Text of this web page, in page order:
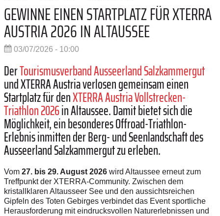
GEWINNE EINEN STARTPLATZ FÜR XTERRA
AUSTRIA 2026 IN ALTAUSSEE
03/07/2026 - 10:00
DerTourismusverband Ausseerland Salzkammergut
und XTERRA Austria verlosen gemeinsam einen
Startplatz für denXTERRA Austria Vollstrecken-
Triathlon 2026in Altaussee. Damit bietet sich die
Möglichkeit, ein besonderes Offroad-Triathlon-
Erlebnis inmitten der Berg- und Seenlandschaft des
Ausseerland Salzkammergut zu erleben.
Vom 27. bis 29. August 2026 wird Altaussee erneut zum
Treffpunkt der XTERRA-Community. Zwischen dem
kristallklaren Altausseer See und den aussichtsreichen
Gipfeln des Toten Gebirges verbindet das Event sportliche
Herausforderung mit eindrucksvollen Naturerlebnissen und